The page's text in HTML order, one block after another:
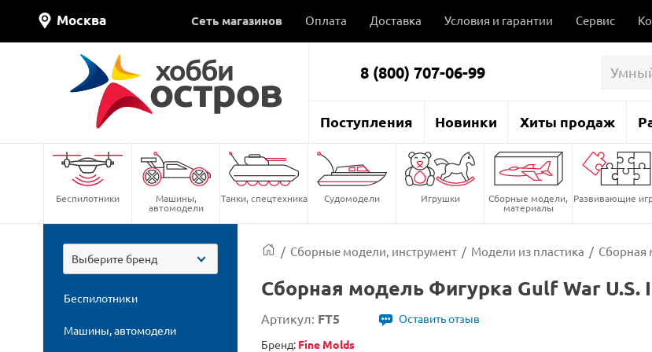
Москва Сеть магазинов Оплата Доставка Условия и гарантии Сервис
8 (800) 707-06-99
Поступления Новинки Хиты продаж
Беспилотники Машины,
автомодели
Танки, спецтехника Судомодели Игрушки Сборные модели,
материалы
Развивающие
Выберите бренд
Беспилотники
Машины, автомодели
/ Сборные модели, инструмент / Модели из пластика / Сборная
Сборная модель Фигурка Gulf War
Артикул: FT5
Оставить отзыв
Бренд: Fine Molds